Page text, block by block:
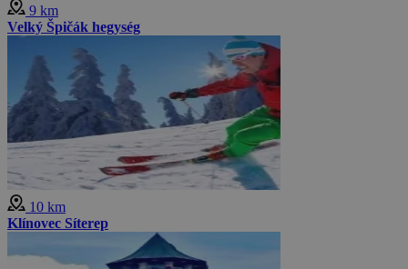
9 km
Velký Špičák hegység
10 km
Klínovec Síterep